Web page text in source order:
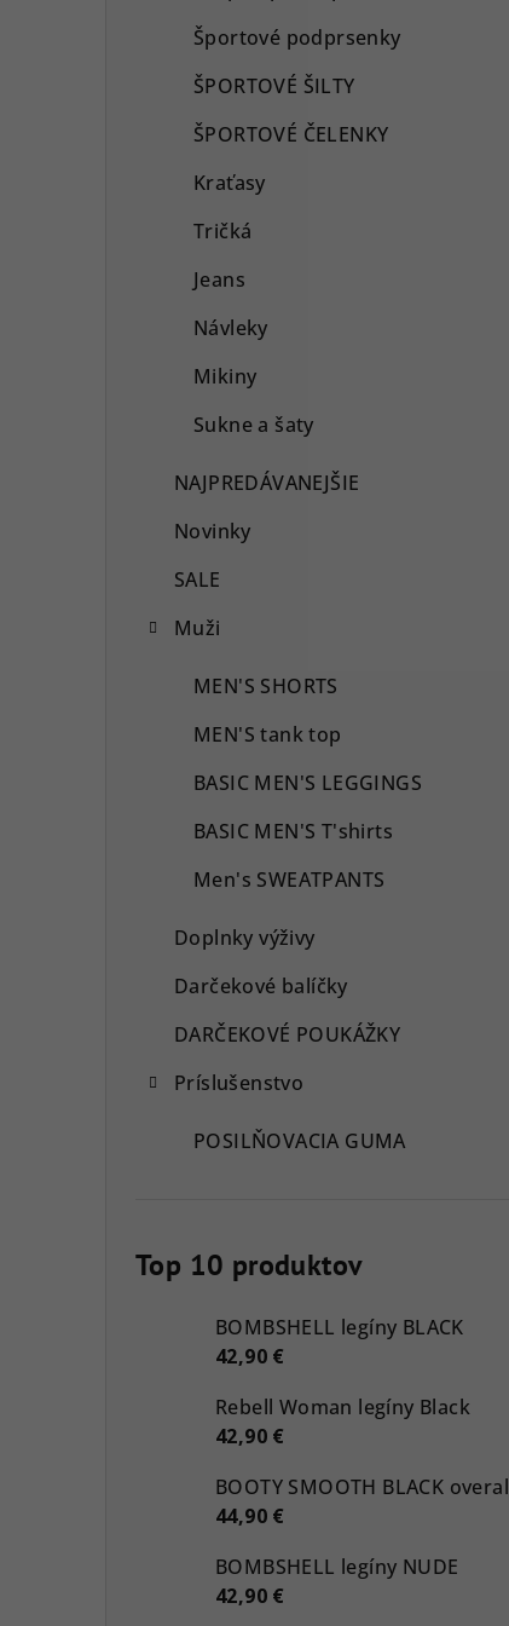
Športové podprsenky
ŠPORTOVÉ ŠILTY
ŠPORTOVÉ ČELENKY
Kraťasy
Tričká
Jeans
Návleky
Mikiny
Sukne a šaty
NAJPREDÁVANEJŠIE
Novinky
SALE
Muži
MEN'S SHORTS
MEN'S tank top
BASIC MEN'S LEGGINGS
BASIC MEN'S T'shirts
Men's SWEATPANTS
Doplnky výživy
Darčekové balíčky
DARČEKOVÉ POUKÁŽKY
Príslušenstvo
POSILŇOVACIA GUMA
Top 10 produktov
BOMBSHELL legíny BLACK
42,90 €
Rebell Woman legíny Black
42,90 €
BOOTY SMOOTH BLACK overal
44,90 €
BOMBSHELL legíny NUDE
42,90 €